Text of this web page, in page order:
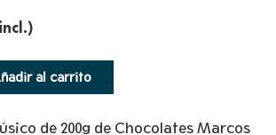
al carrito
de 200g de Chocolates Marcos